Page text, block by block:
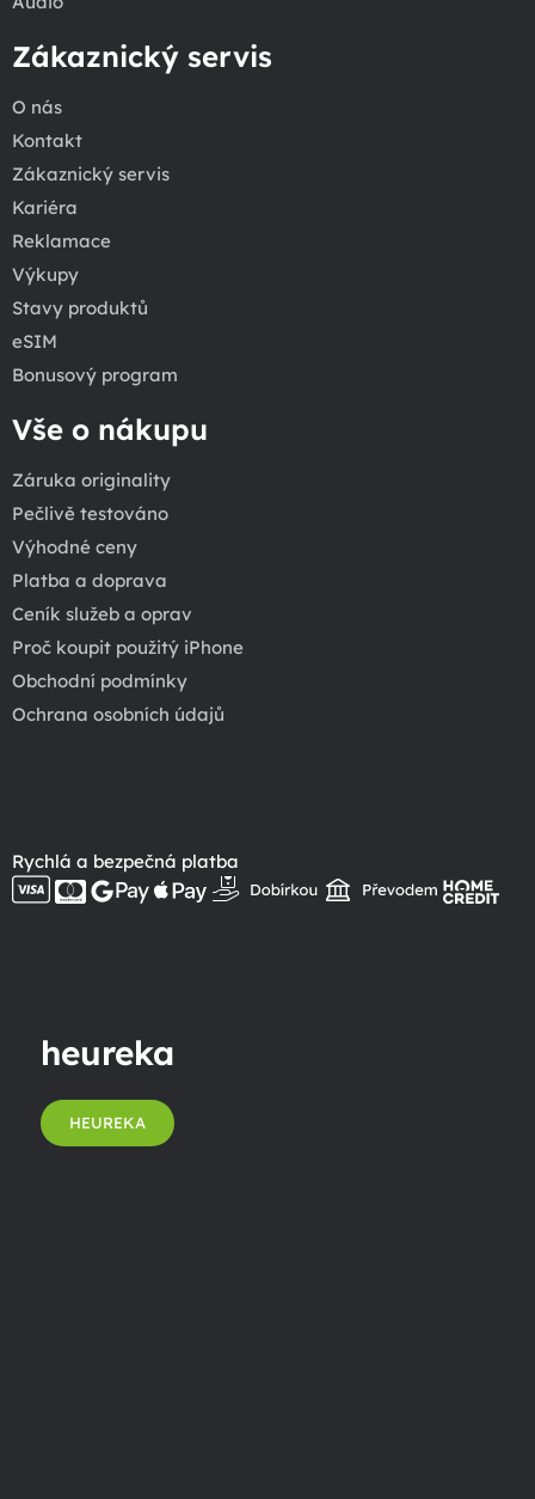
Zákaznický servis
O nás
Kontakt
Zákaznický servis
Kariéra
Reklamace
Výkupy
Stavy produktů
eSIM
Bonusový program
Vše o nákupu
Záruka originality
Pečlivě testováno
Výhodné ceny
Platba a doprava
Ceník služeb a oprav
Proč koupit použitý iPhone
Obchodní podmínky
Ochrana osobních údajů
Rychlá a bezpečná platba
heureka
HEUREKA